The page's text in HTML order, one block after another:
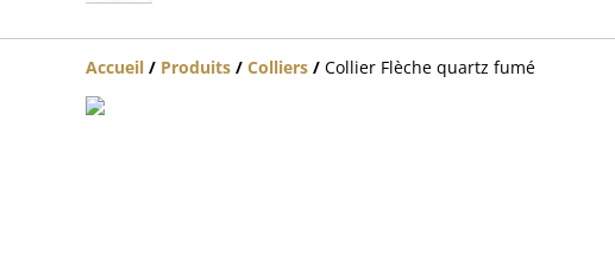
Accueil / Produits / Colliers / Collier Flèche quartz fumé